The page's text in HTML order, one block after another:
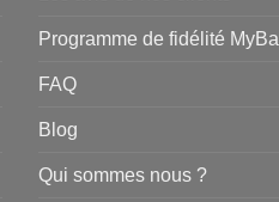
Programme de fidélité
FAQ
Blog
Qui sommes nous ?